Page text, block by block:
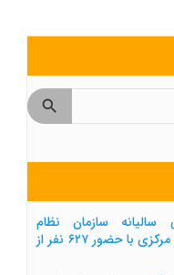
سازمان نظام
مهندسی ساختمان استان مرکزی با حضور ۶۲۷ نفر از